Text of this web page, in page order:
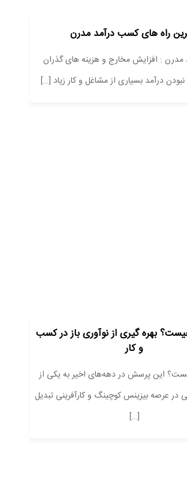
راه های کسب درآمد مدرن
: افزایش مخارج و هزینه های گذران
درآمد بسیاری از مشاغل و کار زیاد […]
بهره گیری از نوآوری باز در کسب
و کار
این پرسش در دهه‌های اخیر به یکی از
عرصه بیزینس کوچینگ و کارآفرینی تبدیل
[…]